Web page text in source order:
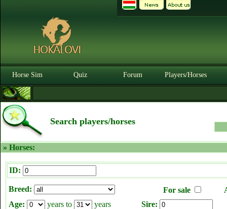
Horse Sim Quiz Forum Players/Horses
Search players/horses
» Horses:
ID:
Breed: For sale
Age:
years to years
Sire: